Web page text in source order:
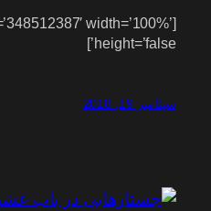
width=’100%’
height=’false’]
سپتامبر 19, 2018